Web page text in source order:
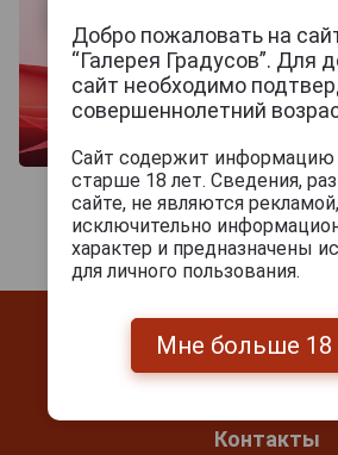
Контакты
Добро пожаловать на
“Галерея Градусов”. Для
сайт необходимо
совершеннолетний
Сайт содержит информацию
старше 18 лет. Сведения,
сайте, не являются
исключительно
характер и предназначены
для личного пользования.
Мне больше 18